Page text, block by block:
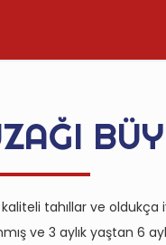
tahıllar ve
ve 3 aylık yaştan 6